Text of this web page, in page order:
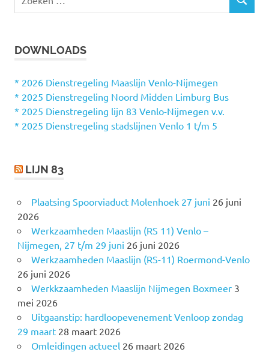
e
n
a
a
r
Z
DOWNLOADS
* 2026 Dienstregeling Maaslijn Venlo-Nijmegen
* 2025 Dienstregeling Noord Midden Limburg Bus
* 2025 Dienstregeling lijn 83 Venlo-Nijmegen v.v.
* 2025 Dienstregeling stadslijnen Venlo 1 t/m 5
LIJN 83
Plaatsing Spoorviaduct Molenhoek 27 juni 26 juni
2026
Werkzaamheden Maaslijn (RS 11) Venlo –
Nijmegen, 27 t/m 29 juni 26 juni 2026
Werkzaamheden Maaslijn (RS-11) Roermond-Venlo
26 juni 2026
Werkkzaamheden Maaslijn Nijmegen Boxmeer 3
mei 2026
Uitgaanstip: hardloopevenement Venloop zondag
29 maart 28 maart 2026
Omleidingen actueel 26 maart 2026